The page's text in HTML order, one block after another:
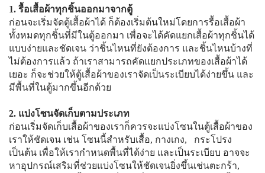
1. รื้อเสื้อผ้าทุกชิ้นออกมาจากตู้
ก่อนจะเริ่มจัดตู้เสื้อผ้าได้ ก็ต้องเริ่มต้นใหม่โดยการรื้อเสื้อผ้า
ทั้งหมดทุกชิ้นที่มีในตู้ออกมา เพื่อจะได้คัดแยกเสื้อผ้าทุกชิ้นได้
แบบง่ายและชัดเจน ว่าชิ้นไหนที่ยังต้องการ และชิ้นไหนบ้างที่
ไม่ต้องการแล้ว ถ้าเราสามารถคัดแยกประเภทของเสื้อผ้าได้
เยอะ ก็จะช่วยให้ตู้เสื้อผ้าของเราจัดเป็นระเบียบได้ง่ายขึ้น และ
มีพื้นที่ในตู้มากขึ้นอีกด้วย
2. แบ่งโซนจัดเก็บตามประเภท
ก่อนเริ่มจัดเก็บเสื้อผ้าของเราก็ควรจะแบ่งโซนในตู้เสื้อผ้าของ
เราให้ชัดเจน เช่น โซนนี้สำหรับเสื้อ, กางเกง, กระโปรง
เป็นต้น เพื่อให้เรากำหนดพื้นที่ได้ง่าย และเป็นระเบียบ อาจจะ
หาอุปกรณ์เสริมที่ช่วยแบ่งโซนให้ชัดเจนยิ่งขึ้นเช่นตะกร้า,